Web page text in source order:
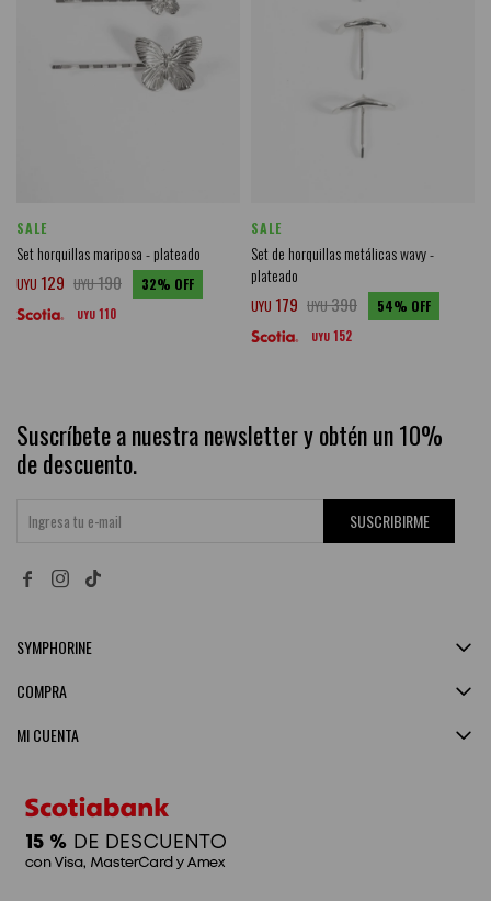
SALE
Set horquillas mariposa - plateado
UYU 129 UYU190 32
UYU 110
SALE
Set de horquillas metálicas wavy -
plateado
UYU 179 UYU390 54
UYU 152
Suscríbete a nuestra newsletter y obtén un 10%
de descuento.
SUSCRIBIRME
 
SYMPHORINE
MI CUENTA
COMPRA